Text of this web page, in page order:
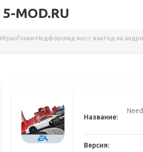
5-MOD.RU
Игры›Гонки›Недфорспид мост вантед на
Название:
Версия: